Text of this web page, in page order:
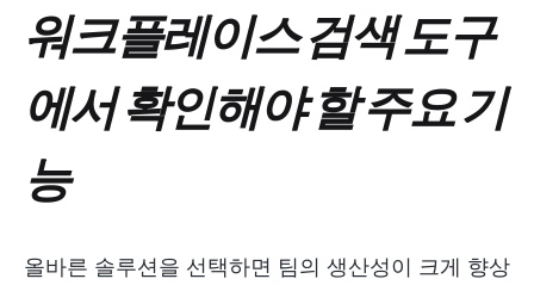
워크플레이스 검색 도구
에서 확인해야 할 주요 기
능
올바른 솔루션을 선택하면 팀의 생산성이 크게 향상